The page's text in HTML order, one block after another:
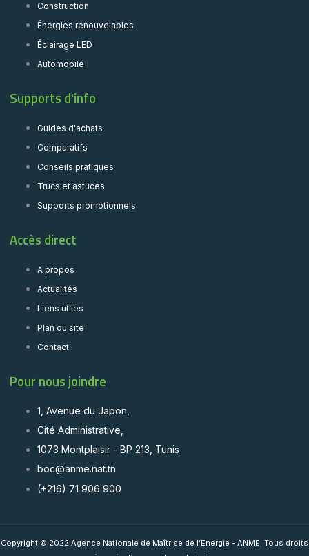
Construction
Énergies renouvelables
Éclairage LED
Automobile
Supports d'info
Guides d'achats
Comparatifs
Conseils pratiques
Trucs et astuces
Supports promotionnels
Accès direct
A propos
Actualités
Liens utiles
Plan du site
Contact
Pour nous joindre
1, Avenue du Japon,
Cité Administrative,
1073 Montplaisir - BP 213, Tunis
boc@anme.nat.tn
(+216) 71 906 900
Copyright © 2022 Agence Nationale de Maîtrise de l’Energie - ANME, Tous droits